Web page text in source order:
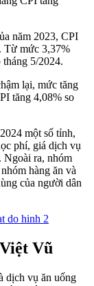
năm 2023, CPI
Từ mức 3,37%
5/2024.
lại, mức tăng
tăng 4,08% so
một số tỉnh,
phí, giá dịch vụ
Ngoài ra, nhóm
hàng ăn và
của người dân
Vũ
dịch vụ ăn uống